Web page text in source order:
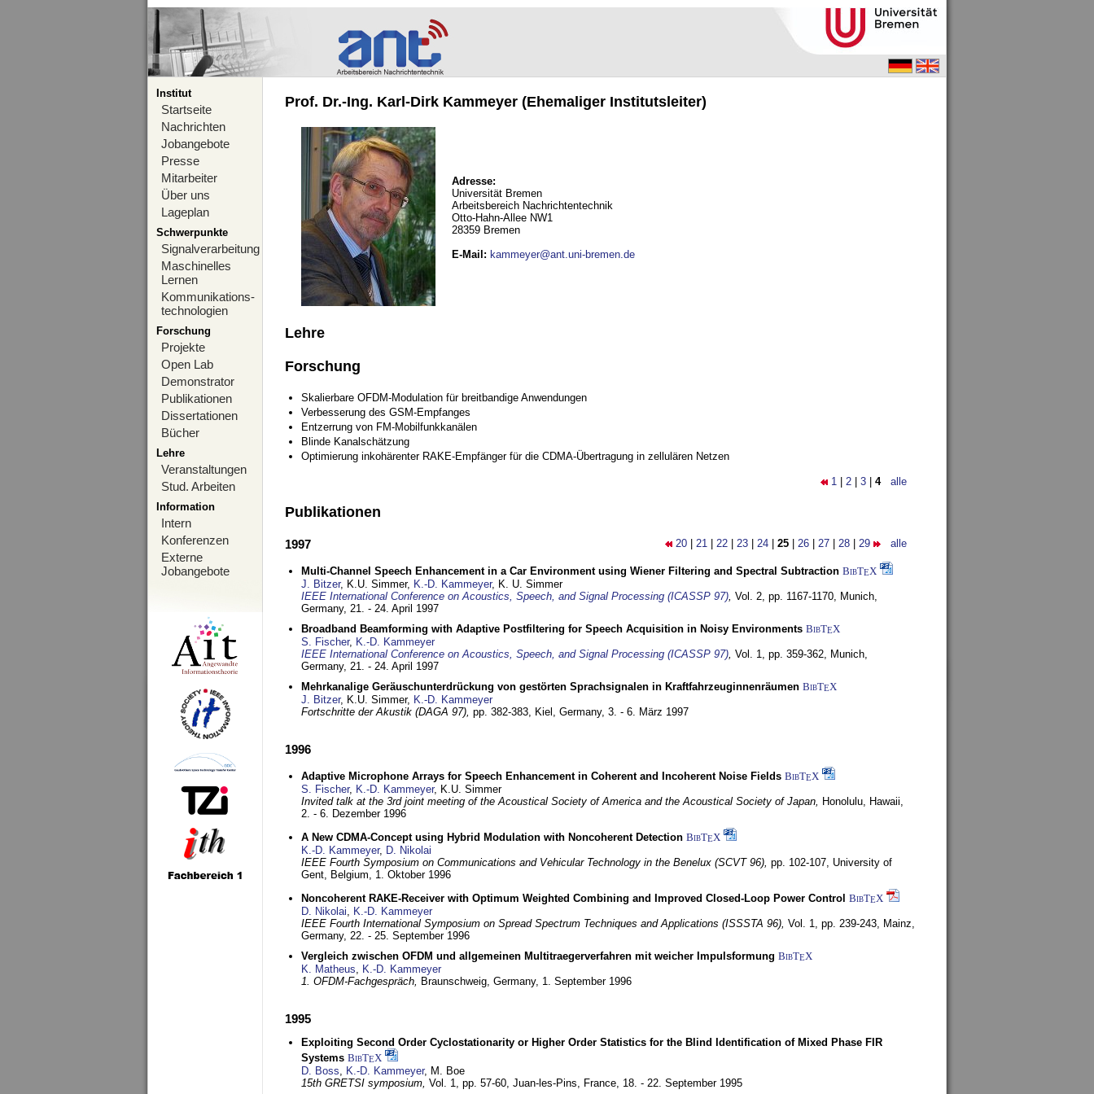
Institut
Startseite
Nachrichten
Jobangebote
Presse
Mitarbeiter
Über uns
Lageplan
Schwerpunkte
Signalverarbeitung
Maschinelles
Lernen
Kommunikations-
technologien
Forschung
Projekte
Open Lab
Demonstrator
Publikationen
Dissertationen
Bücher
Lehre
Veranstaltungen
Stud. Arbeiten
Information
Intern
Konferenzen
Externe
Jobangebote
Prof. Dr.-Ing. Karl-Dirk Kammeyer (Ehemaliger Institutsleiter)
Adresse:
Universität Bremen
Arbeitsbereich Nachrichtentechnik
Otto-Hahn-Allee NW1
28359 Bremen
E-Mail : kammeyer@ant.uni-bremen.de
Lehre
Forschung
Skalierbare OFDM-Modulation für breitbandige Anwendungen
Verbesserung des GSM-Empfanges
Entzerrung von FM-Mobilfunkkanälen
Blinde Kanalschätzung
Optimierung inkohärenter RAKE-Empfänger für die CDMA-Übertragung in zellulären Netzen
1 2 3 4 alle
Publikationen
20 21 22 23 24 25 26 27 28 29 alle
1997
Multi-Channel Speech Enhancement in a Car Environment using Wiener Filtering and Spectral Subtraction BibTEX
J. Bitzer, K.U. Simmer, K.-D. Kammeyer, K. U. Simmer
IEEE International Conference on Acoustics, Speech, and Signal Processing (ICASSP 97), Vol. 2, pp. 1167-1170, Munich,
Germany, 21. - 24. April 1997
Broadband Beamforming with Adaptive Postfiltering for Speech Acquisition in Noisy Environments BibTEX
S. Fischer, K.-D. Kammeyer
IEEE International Conference on Acoustics, Speech, and Signal Processing (ICASSP 97), Vol. 1, pp. 359-362, Munich,
Germany, 21. - 24. April 1997
Mehrkanalige Geräuschunterdrückung von gestörten Sprachsignalen in Kraftfahrzeuginnenräumen BibTEX
J. Bitzer, K.U. Simmer, K.-D. Kammeyer
Fortschritte der Akustik (DAGA 97), pp. 382-383, Kiel, Germany, 3. - 6. März 1997
1996
Adaptive Microphone Arrays for Speech Enhancement in Coherent and Incoherent Noise Fields BibTEX
S. Fischer, K.-D. Kammeyer, K.U. Simmer
Invited talk at the 3rd joint meeting of the Acoustical Society of America and the Acoustical Society of Japan, Honolulu, Hawaii,
2. - 6. Dezember 1996
A New CDMA-Concept using Hybrid Modulation with Noncoherent Detection BibTEX
K.-D. Kammeyer, D. Nikolai
IEEE Fourth Symposium on Communications and Vehicular Technology in the Benelux (SCVT 96), pp. 102-107, University of
Gent, Belgium, 1. Oktober 1996
Noncoherent RAKE-Receiver with Optimum Weighted Combining and Improved Closed-Loop Power Control BibTEX
D. Nikolai, K.-D. Kammeyer
IEEE Fourth International Symposium on Spread Spectrum Techniques and Applications (ISSSTA 96), Vol. 1, pp. 239-243, Mainz,
Germany, 22. - 25. September 1996
Vergleich zwischen OFDM und allgemeinen Multitraegerverfahren mit weicher Impulsformung BibTEX
K. Matheus, K.-D. Kammeyer
1. OFDM-Fachgespräch, Braunschweig, Germany, 1. September 1996
1995
Exploiting Second Order Cyclostationarity or Higher Order Statistics for the Blind Identification of Mixed Phase FIR
Systems BibTEX
D. Boss, K.-D. Kammeyer, M. Boe
15th GRETSI symposium, Vol. 1, pp. 57-60, Juan-les-Pins, France, 18. - 22. September 1995